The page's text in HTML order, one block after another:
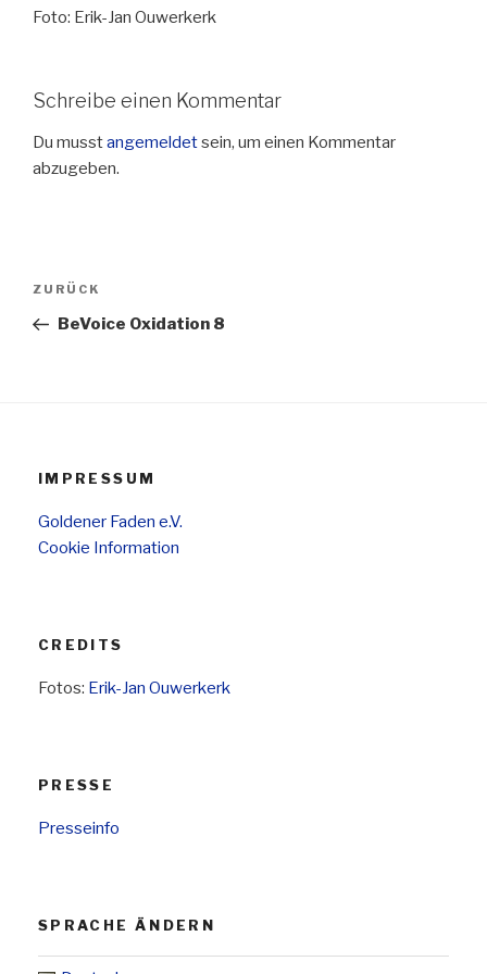
Foto: Erik-Jan Ouwerkerk
Schreibe einen Kommentar
Du musstangemeldetsein, um einen Kommentar
abzugeben.
Beitragsnavigation
Vorheriger
Beitrag
ZURÜCK
BeVoice Oxidation 8
IMPRESSUM
Goldener Faden e.V.
Cookie Information
CREDITS
Fotos: Erik-Jan Ouwerkerk
PRESSE
Presseinfo
SPRACHE ÄNDERN